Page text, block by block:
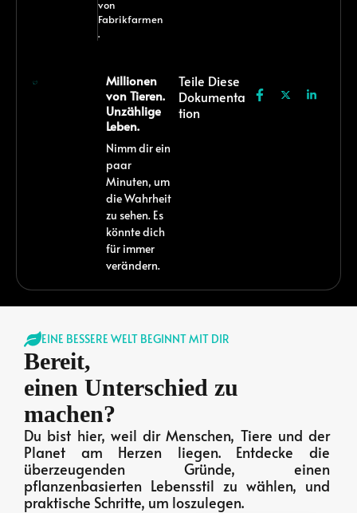
von
Fabrikfarmen
.
Millionen
von Tieren.
Unzählige
Leben.
Nimm dir ein
paar
Minuten, um
die Wahrheit
zu sehen. Es
könnte dich
für immer
verändern.
Teile Diese
Dokumenta
Tion
EINE BESSERE WELT BEGINNT MIT DIR
Bereit,
einen Unterschied zu
machen?
Du bist hier, weil dir Menschen, Tiere und der
Planet am Herzen liegen. Entdecke die
überzeugenden Gründe, einen
pflanzenbasierten Lebensstil zu wählen, und
praktische Schritte, um loszulegen.